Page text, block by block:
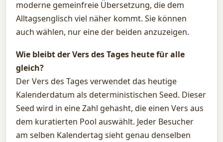
moderne gemeinfreie Übersetzung, die dem
Alltagsenglisch viel näher kommt. Sie können
auch wählen, nur eine der beiden anzuzeigen.
Wie bleibt der Vers des Tages heute für alle
gleich?
Der Vers des Tages verwendet das heutige
Kalenderdatum als deterministischen Seed. Dieser
Seed wird in eine Zahl gehasht, die einen Vers aus
dem kuratierten Pool auswählt. Jeder Besucher
am selben Kalendertag sieht genau denselben